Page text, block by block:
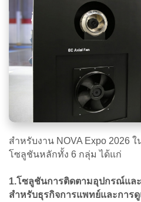
สำหรับงาน NOVA Expo 2026
โซลูชันหลักทั้ง 6 กลุ่ม ได้แก่
1.โซลูชันการติดตามอุปกรณ์แล
สำหรับธุรกิจการแพทย์และการ